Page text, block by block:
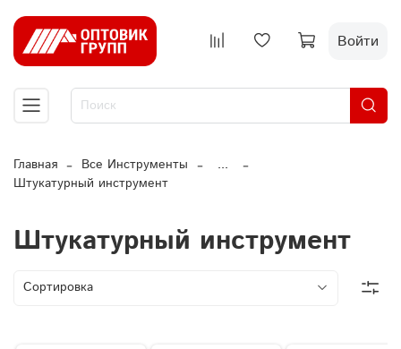
Войти
Главная Все Инструменты
...
Штукатурный инструмент
Штукатурный инструмент